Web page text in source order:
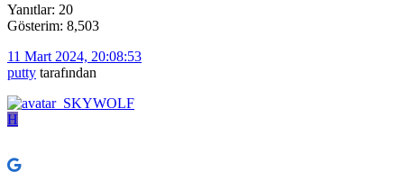
Yanıtlar: 20
Gösterim: 8,503
11 Mart 2024, 20:08:53
putty tarafından
H